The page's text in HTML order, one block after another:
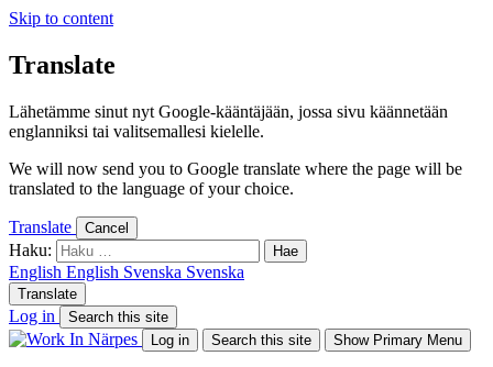
Skip to content
Translate
Lähetämme sinut nyt Google-kääntäjään, jossa sivu käännetään
englanniksi tai valitsemallesi kielelle.
We will now send you to Google translate where the page will be
translated to the language of your choice.
Translate Cancel
Haku:
English English Svenska Svenska
Translate
Log in
Search this site
Log in
Search this site Show Primary Menu